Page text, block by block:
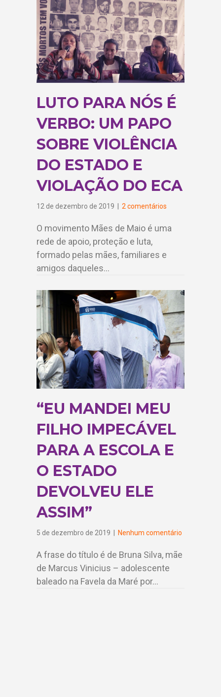
LUTO PARA NÓS É
VERBO: UM PAPO
SOBRE VIOLÊNCIA
DO ESTADO E
VIOLAÇÃO DO ECA
12 de dezembro de 2019 2 comentários
O movimento Mães de Maio é uma
rede de apoio, proteção e luta,
formado pelas mães, familiares e
amigos daqueles…
“EU MANDEI MEU
FILHO IMPECÁVEL
PARA A ESCOLA E
O ESTADO
DEVOLVEU ELE
ASSIM”
5 de dezembro de 2019 Nenhum comentário
A frase do título é de Bruna Silva, mãe
de Marcus Vinicius – adolescente
baleado na Favela da Maré por…